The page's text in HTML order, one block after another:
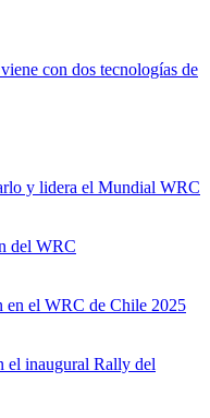
con dos tecnologías de
y lidera el Mundial WRC
del WRC
en el WRC de Chile 2025
el inaugural Rally del